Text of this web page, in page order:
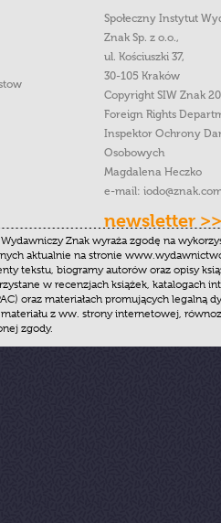
Społeczny Instytut
Znak Sp. z o.o.,
ul. Kościuszki 37,
30-105 Kraków
Copyright SIW Znak
Foreign Rights
Inspektor Ochrony
Osobowych
Magdalena Heczko
e-mail:
newsletter >>
Znak wyraża zgodę na
aktualnie na stronie
tekstu, biogramy autorów oraz opisy
w recenzjach książek, katalogach
oraz materiałach promujących legalną
z ww. strony internetowej,
zgody.